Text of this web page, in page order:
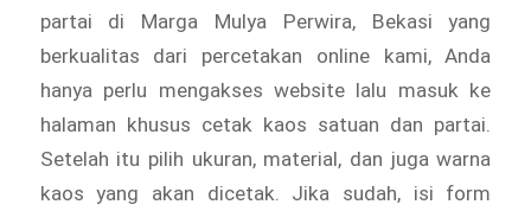
partai di Marga Mulya Perwira, Bekasi yang
berkualitas dari percetakan online kami, Anda
hanya perlu mengakses website lalu masuk ke
halaman khusus cetak kaos satuan dan partai.
Setelah itu pilih ukuran, material, dan juga warna
kaos yang akan dicetak. Jika sudah, isi form